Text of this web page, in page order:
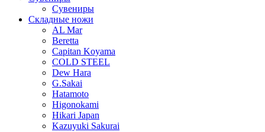
Сувениры
Складные ножи
AL Mar
Beretta
Capitan Koyama
COLD STEEL
Dew Hara
G.Sakai
Hatamoto
Higonokami
Hikari Japan
Kazuyuki Sakurai